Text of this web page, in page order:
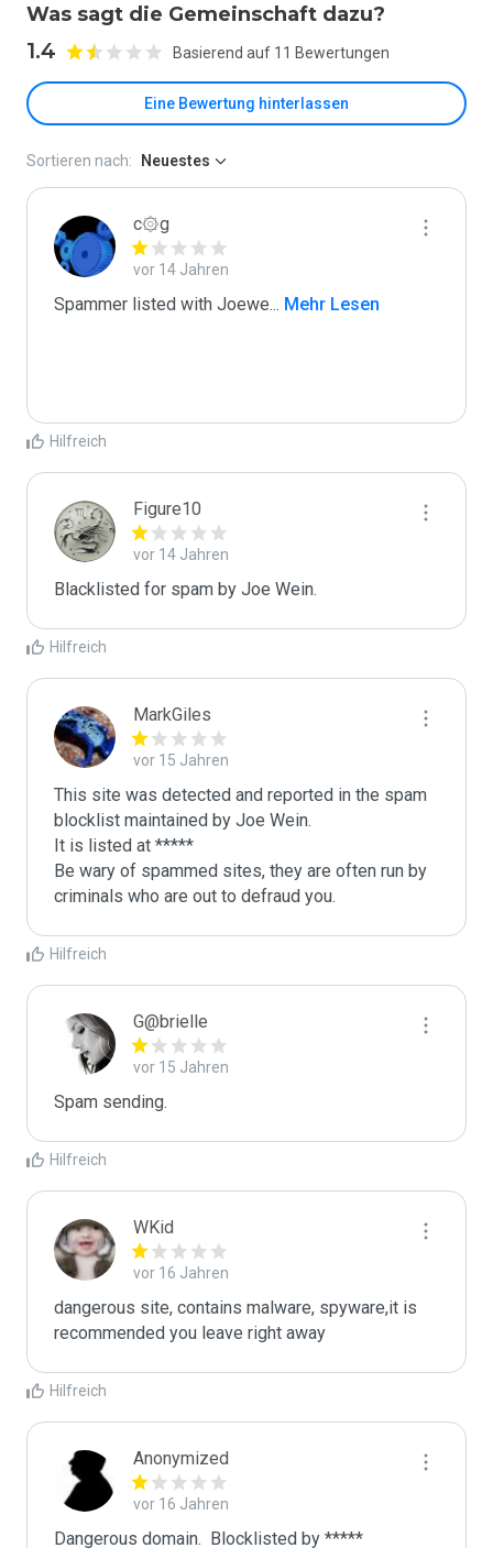
Was sagt die Gemeinschaft dazu?
1.4 Basierend auf 11 Bewertungen
Eine Bewertung hinterlassen
Sortieren nach: Neuestes
c۞g
vor 14 Jahren
Spammer listed with Joewe... Mehr Lesen
Hilfreich
Figure10
vor 14 Jahren
Blacklisted for spam by Joe Wein.
Hilfreich
MarkGiles
vor 15 Jahren
This site was detected and reported in the spam
blocklist maintained by Joe Wein.
It is listed at *****
Be wary of spammed sites, they are often run by
criminals who are out to defraud you.
Hilfreich
G@brielle
vor 15 Jahren
Spam sending.
Hilfreich
WKid
vor 16 Jahren
dangerous site, contains malware, spyware,it is
recommended you leave right away
Hilfreich
Anonymized
vor 16 Jahren
Dangerous domain.  Blocklisted by *****